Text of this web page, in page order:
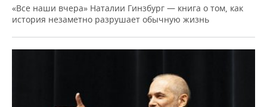
«Все наши вчера» Наталии Гинзбург — книга о том, как
история незаметно разрушает обычную жизнь